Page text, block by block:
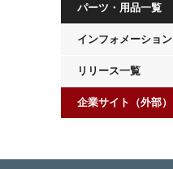
パーツ・用品一覧
インフォメーション
リリース一覧
企業サイト（外部）